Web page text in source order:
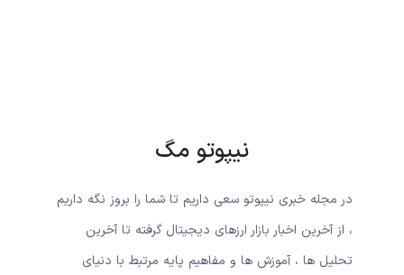
نیپوتو مگ
در مجله خبری نیپوتو سعی داریم تا شما را بروز نگه داریم
، از آخرین اخبار بازار ارزهای دیجیتال گرفته تا آخرین
تحلیل ها ، آموزش ها و مفاهیم پایه مرتبط با دنیای